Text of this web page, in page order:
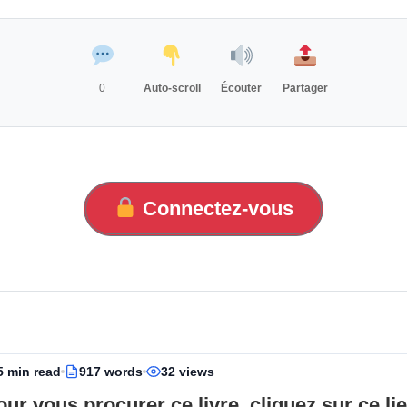
0 Auto-scroll Écouter Partager
Connectez-vous
min read 917 words 32 views